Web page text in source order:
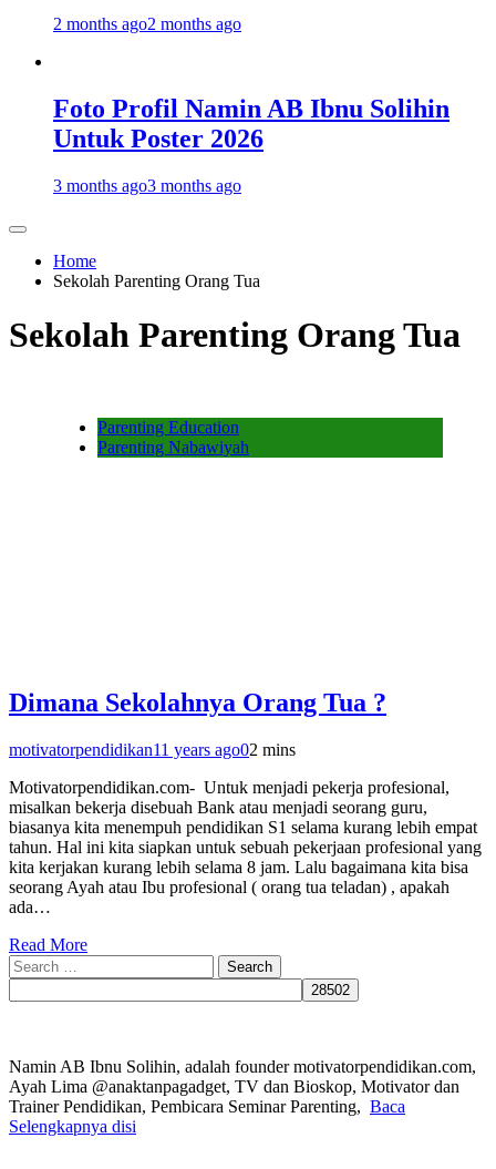
2 months ago2 months ago
Foto Profil Namin AB Ibnu Solihin
Untuk Poster 2026
3 months ago3 months ago
Home
Sekolah Parenting Orang Tua
Sekolah Parenting Orang Tua
Parenting Education
Parenting Nabawiyah
Dimana Sekolahnya Orang Tua ?
motivatorpendidikan11 years ago02 mins
Motivatorpendidikan.com- Untuk menjadi pekerja profesional,
misalkan bekerja disebuah Bank atau menjadi seorang guru,
biasanya kita menempuh pendidikan S1 selama kurang lebih empat
tahun. Hal ini kita siapkan untuk sebuah pekerjaan profesional yang
kita kerjakan kurang lebih selama 8 jam. Lalu bagaimana kita bisa
seorang Ayah atau Ibu profesional ( orang tua teladan) , apakah
ada…
Read More
Search
for:
Namin AB Ibnu Solihin, adalah founder motivatorpendidikan.com,
Ayah Lima @anaktanpagadget, TV dan Bioskop, Motivator dan
Trainer Pendidikan, Pembicara Seminar Parenting, Baca
Selengkapnya disi